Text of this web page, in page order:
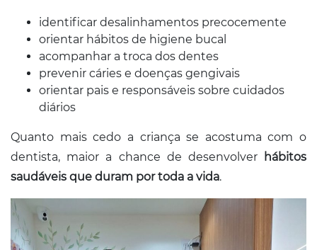
identificar desalinhamentos precocemente
orientar hábitos de higiene bucal
acompanhar a troca dos dentes
prevenir cáries e doenças gengivais
orientar pais e responsáveis sobre cuidados
diários
Quanto mais cedo a criança se acostuma com o
dentista, maior a chance de desenvolver
hábitos
saudáveis que duram por toda a vida.